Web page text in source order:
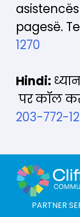
pagesë.
1270
Hindi:
पर कॉल
203-772-
PARTNER